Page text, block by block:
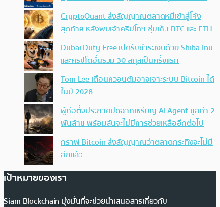
CryptoQuant ส่งสัญญาณตลาดหมีเข้าสู่โค้ง
สุดท้าย หลังพบเจ้าคริปโทฯ ซุ่มเก็บ BTC และ ETH
Dubai Duty Free เปิดรับชำระเงินด้วย Shiba Inu
และคริปโตอื่นรวม 30 สกุลเป็นครั้งแรก
Tom Lee เตือนควอนตัมอาจเจาะระบบ Bitcoin ได้
ในปี 2028
ผู้ก่อตั้งประกาศปิดฉากเหรียญ AI Agent มูลค่า 2
พันล้าน พร้อมลั่นจะไม่มีการช่วยเหลืออีกต่อไป
กราฟ Bitcoin ส่งสัญญาณว่าตลาดกระทิงจะไม่มี
อีกแล้ว
เป้าหมายของเรา
Siam Blockchain มุ่งมั่นที่จะช่วยนำเสนอสารเกี่ยวกับ